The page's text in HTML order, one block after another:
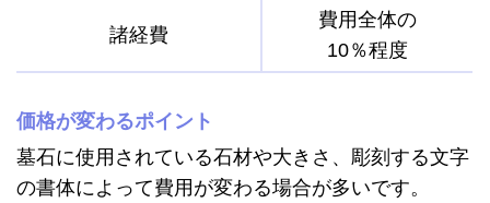
諸経費
費用全体の
10％程度
価格が変わるポイント
墓石に使用されている石材や大きさ、彫刻する文字
の書体によって費用が変わる場合が多いです。